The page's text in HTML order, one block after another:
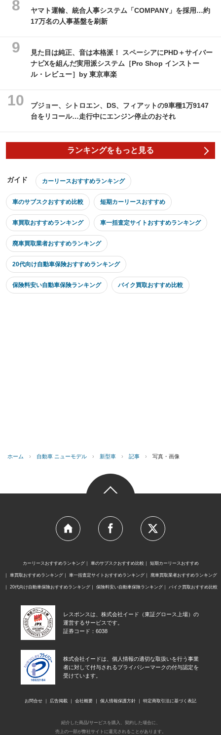
ヤマト運輸、統合人事システム「COMPANY」を採用…約
17万名の人事基盤を刷新
見た目は純正、音は本格派！ スペーシアにPHD＋サイバー
ナビXを組んだ実用派システム［Pro Shop インストー
ル・レビュー］by 東京車楽
プジョー、シトロエン、DS、フィアットの9車種1万9147
台をリコール…走行中にエンジン停止のおそれ
ランキングをもっと見る
ガイド カーリースおすすめランキング
車のサブスクおすすめ比較 短期カーリースおすすめ
車買取おすすめランキング 車一括査定サイトおすすめランキング
廃車買取業者おすすめランキング
20代向け自動車保険おすすめランキング
保険料安い自動車保険ランキング バイク買取おすすめ比較
ホーム › 自動車 ニューモデル › 新型車 › 記事 › 写真・画像
カーリースおすすめランキング 車のサブスクおすすめ比較 短期カーリースおすすめ
車買取おすすめランキング 車一括査定サイトおすすめランキング 廃車買取業者おすすめランキング
20代向け自動車保険おすすめランキング 保険料安い自動車保険ランキング バイク買取おすすめ比較
レスポンスは、株式会社イード（東証グロース上場）の
運営するサービスです。
証券コード：6038
株式会社イードは、個人情報の適切な取扱いを行う事業
者に対して付与されるプライバシーマークの付与認定を
受けています。
お問合せ 広告掲載 会社概要 個人情報保護方針 特定商取引法に基づく表記
紹介した商品/サービスを購入、契約した場合に、
売上の一部が弊社サイトに還元されることがあります。